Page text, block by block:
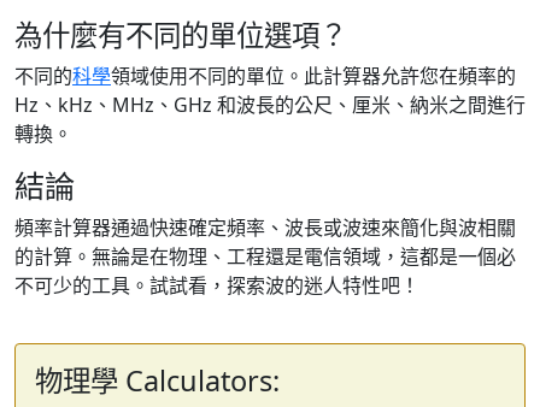
為什麼有不同的單位選項？
不同的科學領域使用不同的單位。此計算器允許您在頻率的
Hz、kHz、MHz、GHz 和波長的公尺、厘米、納米之間進行
轉換。
結論
頻率計算器通過快速確定頻率、波長或波速來簡化與波相關
的計算。無論是在物理、工程還是電信領域，這都是一個必
不可少的工具。試試看，探索波的迷人特性吧！
物理學 Calculators: